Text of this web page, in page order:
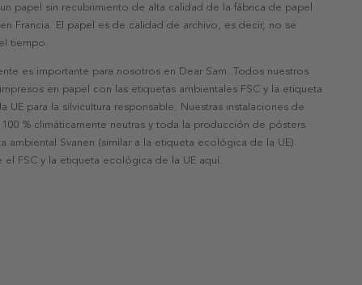
papel sin recubrimiento de alta calidad de la fábrica de papel
Francia. El papel es de calidad de archivo, es decir, no se
tiempo.
es importante para nosotros en Dear Sam. Todos nuestros
en papel con las etiquetas ambientales FSC y la etiqueta
UE para la silvicultura responsable. Nuestras instalaciones de
% climáticamente neutras y toda la producción de pósters
ambiental Svanen (similar a la etiqueta ecológica de la UE).
el FSC y la etiqueta ecológica de la UE aquí.